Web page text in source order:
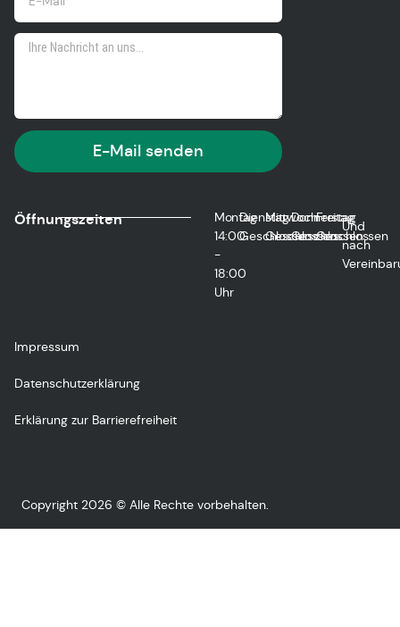
E-Mail senden
Öffnungszeiten
Montag
14:00
-
18:00
Uhr
Dienstag
Geschlossen
Mittwoch
Geschlossen
Donnerstag
Geschlossen
Freitag
Geschlossen
Und
nach
Impressum
Datenschutzerklärung
Erklärung zur Barrierefreiheit
Copyright 2026 © Alle Rechte vorbehalten.